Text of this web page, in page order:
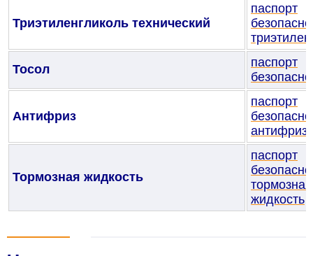
Триэтиленгликоль технический
паспорт
Тосол
паспорт
Антифриз
паспорт
антифриз
Тормозная жидкость
паспорт
тормозная
жидкость